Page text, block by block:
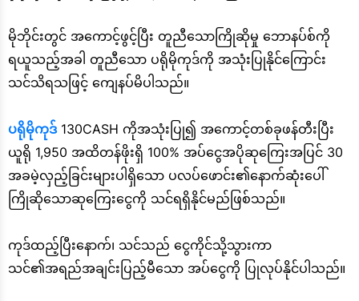
မိုဘိုင်းတွင် အကောင့်ဖွင့်ပြီး တူညီသောကြိုဆိုမှု ဘောနပ်စ်ကို
ရယူသည့်အခါ တူညီသော ပရိုမိုကုဒ်ကို အသုံးပြုနိုင်ကြောင်း
သင်သိရသဖြင့် ကျေနပ်မိပါသည်။
ပရိုမိုကုဒ်130CASH ကိုအသုံးပြု၍ အကောင့်တစ်ခုဖန်တီးပြီး
ယူရို 1,950 အထိတန်ဖိုးရှိ 100% အပ်ငွေအပိုဆုကြေးအပြင် 30
အခမဲ့လှည့်ခြင်းများပါရှိသော ပလပ်ဖောင်း၏နောက်ဆုံးပေါ်
ကြိုဆိုသောဆုကြေးငွေကို သင်ရရှိနိုင်မည်ဖြစ်သည်။
ကုဒ်ထည့်ပြီးနောက်၊ သင်သည် ငွေကိုင်သို့သွားကာ
သင်၏အရည်အချင်းပြည့်မီသော အပ်ငွေကို ပြုလုပ်နိုင်ပါသည်။